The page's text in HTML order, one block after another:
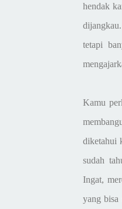
hendak
tetapi
Kamu
diketahui
sudah
Ingat,
yang bisa